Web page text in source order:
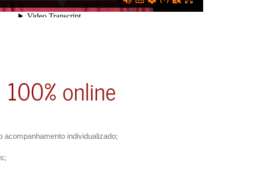
online
acompanhamento individualizado;